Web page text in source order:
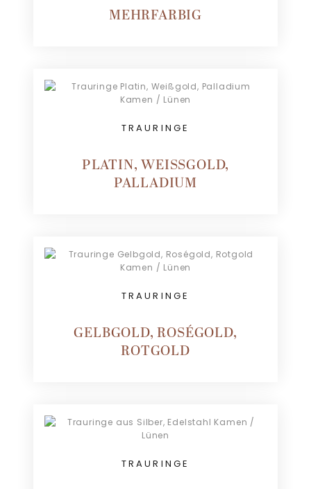
MEHRFARBIG
TRAURINGE
PLATIN, WEISSGOLD, P
ALLADIUM
TRAURINGE
GELBGOLD, ROSÉGOLD,
ROTGOLD
TRAURINGE